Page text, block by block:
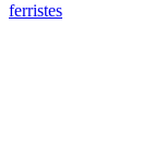
ferristes